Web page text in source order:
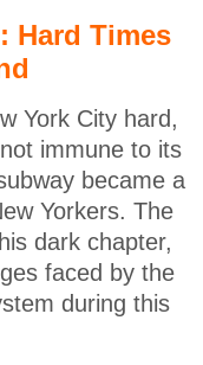
Hard Times
York City hard,
immune to its
became a
Yorkers. The
dark chapter,
faced by the
during this